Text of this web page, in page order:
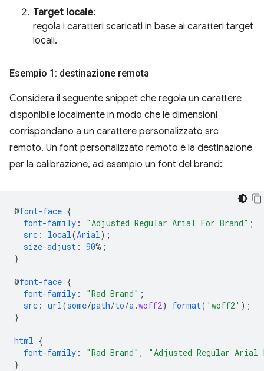
Target locale:
regola i caratteri scaricati in base ai caratteri target
locali.
Esempio 1: destinazione remota
Considera il seguente snippet che regola un carattere
disponibile localmente in modo che le dimensioni
corrispondano a un carattere personalizzato src
remoto. Un font personalizzato remoto è la destinazione
per la calibrazione, ad esempio un font del brand:
@font-face {
font-family : "Adjusted Regular Arial For Brand" ;
src : local(Arial);
size-adjust : 90%;
}
@font-face {
font-family : "Rad Brand" ;
src : url(some/path/to/a.woff2) format( 'woff2' );
}
html {
font-family : "Rad Brand" ,
"Adjusted Regular Arial
}